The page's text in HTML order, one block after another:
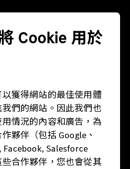
Cookie 用於
獲得網站的最佳使用體
們的網站。因此我們也
情況的內容和廣告，為
夥伴（包括 Google、
Salesforce
合作夥伴，您也會從其